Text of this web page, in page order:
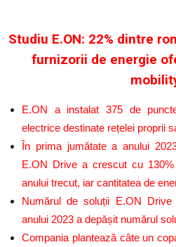
Studiu E.ON: 22% dintre
furnizorii de energie
E.ON a instalat 375 de
electrice destinate rețelei proprii
În prima jumătate a anului
E.ON Drive a crescut cu
anului trecut, iar cantitatea de
Numărul de soluții E.ON
anului 2023 a depășit numărul
Compania plantează câte un